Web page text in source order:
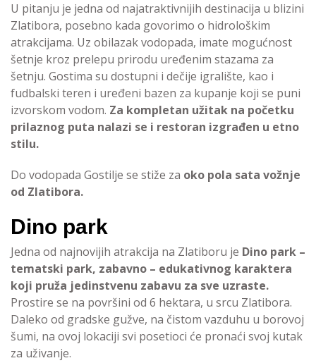
U pitanju je jedna od najatraktivnijih destinacija u blizini
Zlatibora, posebno kada govorimo o hidrološkim
atrakcijama. Uz obilazak vodopada, imate mogućnost
šetnje kroz prelepu prirodu uređenim stazama za
šetnju. Gostima su dostupni i dečije igralište, kao i
fudbalski teren i uređeni bazen za kupanje koji se puni
izvorskom vodom. Za kompletan užitak na početku
prilaznog puta nalazi se i restoran izgrađen u etno
stilu.
Do vodopada Gostilje se stiže za oko pola sata vožnje
od Zlatibora.
Dino park
Jedna od najnovijih atrakcija na Zlatiboru je Dino park –
tematski park, zabavno – edukativnog karaktera
koji pruža jedinstvenu zabavu za sve uzraste.
Prostire se na površini od 6 hektara, u srcu Zlatibora.
Daleko od gradske gužve, na čistom vazduhu u borovoj
šumi, na ovoj lokaciji svi posetioci će pronaći svoj kutak
za uživanje.